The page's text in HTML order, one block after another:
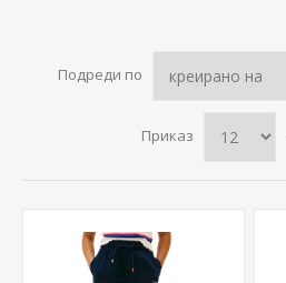
Подреди по
Приказ